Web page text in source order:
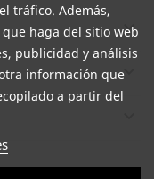
keyboard_arrow_down
keyboard_arrow_down

tráfico. Además,
haga del sitio web
publicidad y análisis
información que
a partir del